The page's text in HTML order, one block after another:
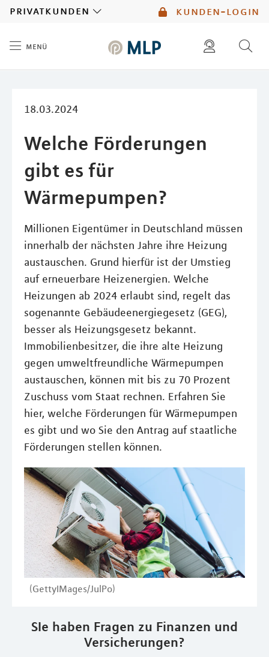
kunden-login
privatkunden
menü
18.03.2024
Welche Förderungen
gibt es für
Wärmepumpen?
Millionen Eigentümer in Deutschland müssen
innerhalb der nächsten Jahre ihre Heizung
austauschen. Grund hierfür ist der Umstieg
auf erneuerbare Heizenergien. Welche
Heizungen ab 2024 erlaubt sind, regelt das
sogenannte Gebäudeenergiegesetz (GEG),
besser als Heizungsgesetz bekannt.
Immobilienbesitzer, die ihre alte Heizung
gegen umweltfreundliche Wärmepumpen
austauschen, können mit bis zu 70 Prozent
Zuschuss vom Staat rechnen. Erfahren Sie
hier, welche Förderungen für Wärmepumpen
es gibt und wo Sie den Antrag auf staatliche
Förderungen stellen können.
(GettyIMages/JulPo)
SIe haben Fragen zu Finanzen und
Versicherungen?